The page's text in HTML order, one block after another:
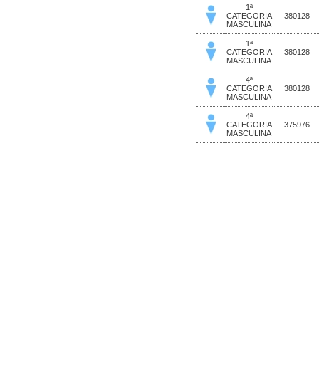
1ª
CATEGORIA
MASCULINA
380128
1ª
CATEGORIA
MASCULINA
380128
4ª
CATEGORIA
MASCULINA
380128
4ª
CATEGORIA
MASCULINA
375976